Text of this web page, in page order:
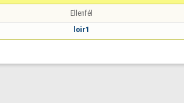
Ellenfél
loir1